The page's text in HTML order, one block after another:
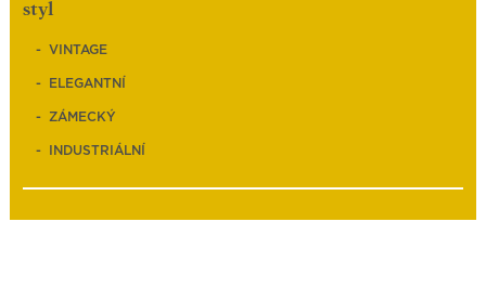
styl
VINTAGE
ELEGANTNÍ
ZÁMECKÝ
INDUSTRIÁLNÍ